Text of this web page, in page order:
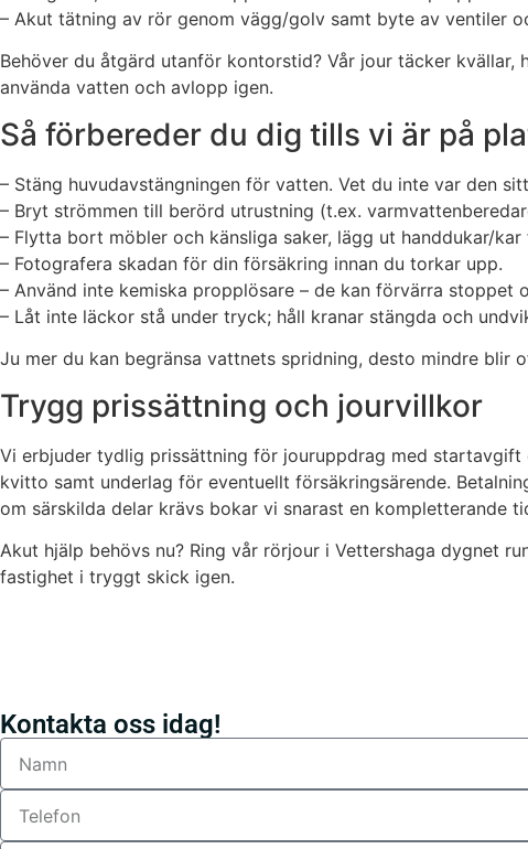
– Akut tätning av rör genom vägg/golv samt byte av ventiler
Behöver du åtgärd utanför kontorstid? Vår jour täcker
använda vatten och avlopp igen.
Så förbereder du dig tills vi är på
– Stäng huvudavstängningen för vatten. Vet du inte var den
– Bryt strömmen till berörd utrustning (t.ex.
– Flytta bort möbler och känsliga saker, lägg ut handdukar/
– Fotografera skadan för din försäkring innan du torkar upp.
– Använd inte kemiska propplösare – de kan förvärra stoppet
– Låt inte läckor stå under tryck; håll kranar stängda och
Ju mer du kan begränsa vattnets spridning, desto mindre blir
Trygg prissättning och jourvillkor
Vi erbjuder tydlig prissättning för jouruppdrag med
kvitto samt underlag för eventuellt försäkringsärende.
om särskilda delar krävs bokar vi snarast en kompletterande
Akut hjälp behövs nu? Ring vår rörjour i Vettershaga dygnet
fastighet i tryggt skick igen.
Kontakta oss idag!